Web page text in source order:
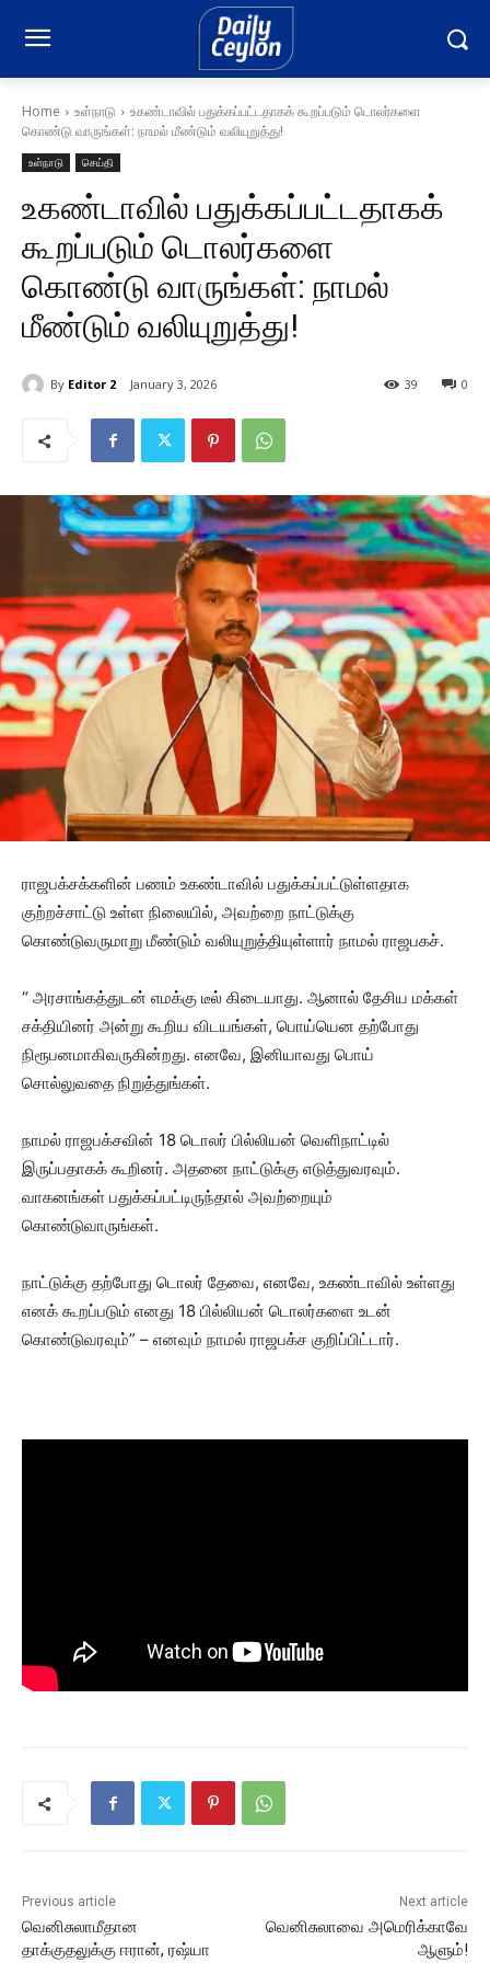
Home உள்நாடு
உகண்டாவில் பதுக்கப்பட்டதாகக் கூறப்படும் டொலர்களை
கொண்டு வாருங்கள்: நாமல் மீண்டும் வலியுறுத்து!
உள்நாடு செய்தி
உகண்டாவில் பதுக்கப்பட்டதாகக்
கூறப்படும் டொலர்களை
கொண்டு வாருங்கள்: நாமல்
மீண்டும் வலியுறுத்து!
By Editor 2 January 3, 2026 0
39
ராஜபக்சக்களின் பணம் உகண்டாவில் பதுக்கப்பட்டுள்ளதாக
குற்றச்சாட்டு உள்ள நிலையில், அவற்றை நாட்டுக்கு
கொண்டுவருமாறு மீண்டும் வலியுறுத்தியுள்ளார் நாமல் ராஜபகச்.
“ அரசாங்கத்துடன் எமக்கு டீல் கிடையாது. ஆனால் தேசிய மக்கள்
சக்தியினர் அன்று கூறிய விடயங்கள், பொய்யென தற்போது
நிரூபனமாகிவருகின்றது. எனவே, இனியாவது பொய்
சொல்லுவதை நிறுத்துங்கள்.
நாமல் ராஜபக்சவின் 18 டொலர் பில்லியன் வெளிநாட்டில்
இருப்பதாகக் கூறினர். அதனை நாட்டுக்கு எடுத்துவரவும்.
வாகனங்கள் பதுக்கப்பட்டிருந்தால் அவற்றையும்
கொண்டுவாருங்கள்.
நாட்டுக்கு தற்போது டொலர் தேவை, எனவே, உகண்டாவில் உள்ளது
எனக் கூறப்படும் எனது 18 பில்லியன் டொலர்களை உடன்
கொண்டுவரவும்” – எனவும் நாமல் ராஜபக்ச குறிப்பிட்டார்.
Previous article
வெனிசுலாமீதான
தாக்குதலுக்கு ஈரான், ரஷ்யா
Next article
வெனிசுலாவை அமெரிக்காவே
ஆளும்!